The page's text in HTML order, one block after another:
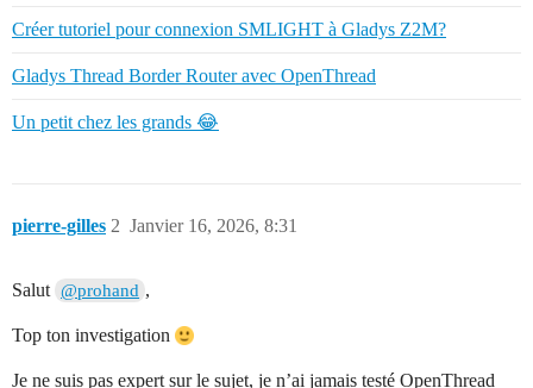
Créer tutoriel pour connexion SMLIGHT à Gladys Z2M?
Gladys Thread Border Router avec OpenThread
Un petit chez les grands 😂
pierre-gilles Janvier 16, 2026, 8:31
2
Salut @prohand ,
Top ton investigation
Je ne suis pas expert sur le sujet, je n’ai jamais testé OpenThread